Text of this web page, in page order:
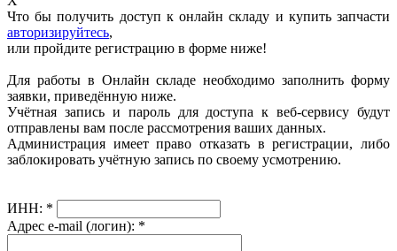
Что бы получить доступ к онлайн складу и купить запчасти
авторизируйтесь,
или пройдите регистрацию в форме ниже!
Для работы в Онлайн складе необходимо заполнить форму
заявки, приведённую ниже.
Учётная запись и пароль для доступа к веб-сервису будут
отправлены вам после рассмотрения ваших данных.
Администрация имеет право отказать в регистрации, либо
заблокировать учётную запись по своему усмотрению.
ИНН: *
Адрес e-mail (логин): *